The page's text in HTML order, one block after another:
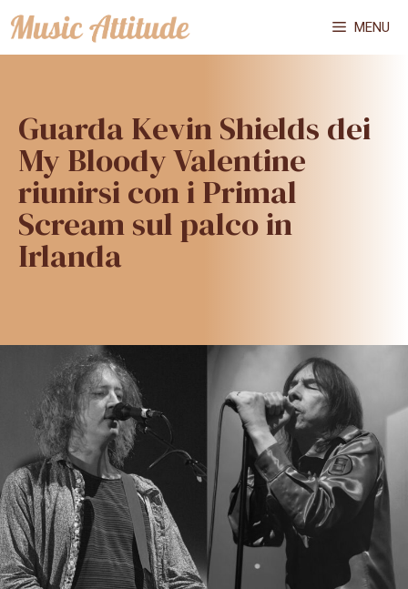
Vai
al
MENU
Guarda Kevin Shields dei
My Bloody Valentine
riunirsi con i Primal
Scream sul palco in
Irlanda